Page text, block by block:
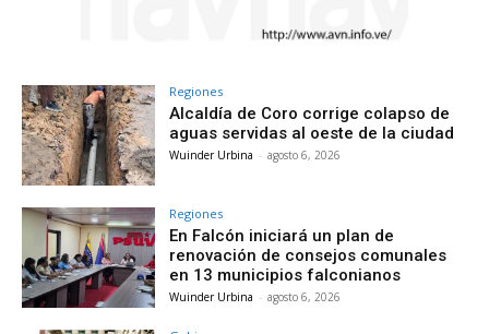
Regiones
Alcaldía de Coro corrige colapso de
aguas servidas al oeste de la ciudad
Wuinder Urbina - agosto 6, 2026
Regiones
En Falcón iniciará un plan de
renovación de consejos comunales
en 13 municipios falconianos
Wuinder Urbina - agosto 6, 2026